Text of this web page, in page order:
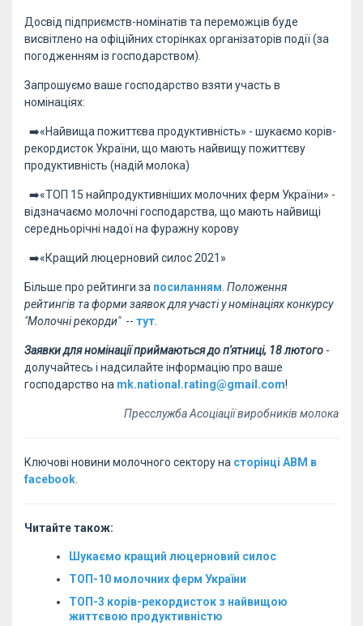
Досвід підприємств-номінатів та переможців буде
висвітлено на офіційних сторінках організаторів події (за
погодженням із господарством).
Запрошуємо ваше господарство взяти участь в
номінаціях:
➡️«Найвища пожиттєва продуктивність» - шукаємо корів-
рекордисток України, що мають найвищу пожиттєву
продуктивність (надій молока)
➡️«ТОП 15 найпродуктивніших молочних ферм України» -
відзначаємо молочні господарства, що мають найвищі
середньорічні надої на фуражну корову
➡️«Кращий люцерновий силос 2021»
Більше про рейтинги за посиланням Положення
рейтингів та форми заявок для участі у номінаціях конкурсу
"Молочні рекорди"-- тут
Заявки для номінації приймаються до п'ятниці, 18 лютого -
долучайтесь і надсилайте інформацію про ваше
господарство на mk.national.rating@gmail.com!
Пресслужба Асоціації виробників молока
Ключові новини молочного сектору на сторінці АВМ в
facebook
Читайте також:
Шукаємо кращий люцерновий силос
ТОП-10 молочних ферм України
ТОП-3 корів-рекордисток з найвищою
життєвою продуктивністю